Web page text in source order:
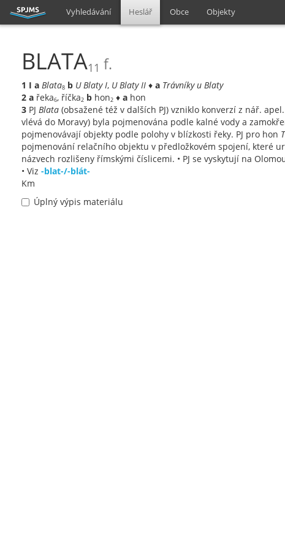
Vyhledávání Heslář Obce Objekty
BLATA11 f.
1 I a Blata8 b U Blaty I, U Blaty II ♦ a Trávníky u Blaty
2 a řeka6, říčka2 b hon2 ♦ a hon
3 PJ Blata (obsažené též v dalších PJ) vzniklo konverzí z nář. apel.
vlévá do Moravy) byla pojmenována podle kalné vody a
pojmenovávají objekty podle polohy v blízkosti řeky. PJ pro hon
pojmenování relačního objektu v předložkovém spojení, které
názvech rozlišeny římskými číslicemi. • PJ se vyskytují na
• Viz -blat-/-blát-
Km
Úplný výpis materiálu